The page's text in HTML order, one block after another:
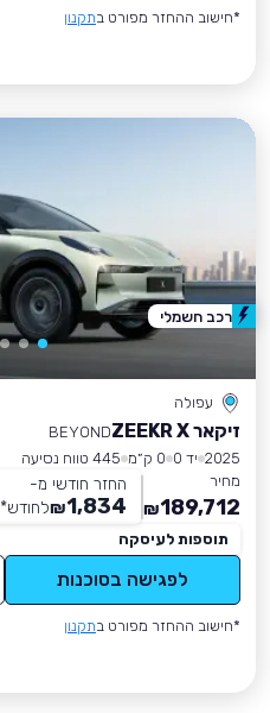
*חישוב ההחזר מפורט בתקנון
עפולה
זיקאר ZEEKR X
BEYOND
2025 יד 0 0 ק״מ
445 טווח נסיעה
מחיר
189,712
₪
החזר חודשי מ-
1,834
₪לחודש*
תוספות לעיסקה
לפגישה בסוכנות
*חישוב ההחזר מפורט בתקנון
רכב חשמלי